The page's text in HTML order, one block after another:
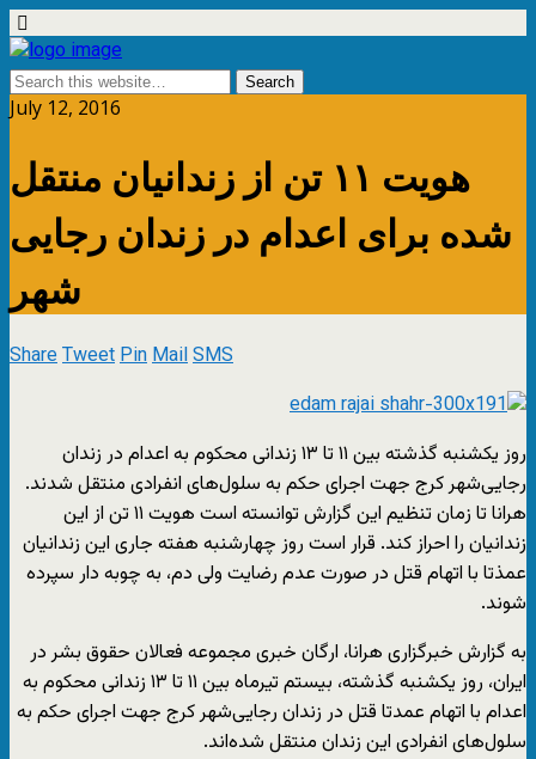
July 12, 2016
هویت ۱۱ تن از زندانیان منتقل
شده برای اعدام در زندان رجایی
شهر
ShareTweetPinMailSMS
روز یکشنبه گذشته بین ۱۱ تا ۱۳ زندانی محکوم به اعدام در زندان
رجایی‌شهر کرج جهت اجرای حکم به سلول‌های انفرادی منتقل شدند.
هرانا تا زمان تنظیم این گزارش توانسته است هویت ۱۱ تن از این
زندانیان را احراز کند. قرار است روز چهارشنبه هفته جاری این زندانیان
عمذتا با اتهام قتل در صورت عدم رضایت ولی دم، به چوبه دار سپرده
شوند.
به گزارش خبرگزاری هرانا، ارگان خبری مجموعه فعالان حقوق بشر در
ایران، روز یکشنبه گذشته، بیستم تیرماه بین ۱۱ تا ۱۳ زندانی محکوم به
اعدام با اتهام عمدتا قتل در زندان رجایی‌شهر کرج جهت اجرای حکم به
سلول‌های انفرادی این زندان منتقل شده‌اند.